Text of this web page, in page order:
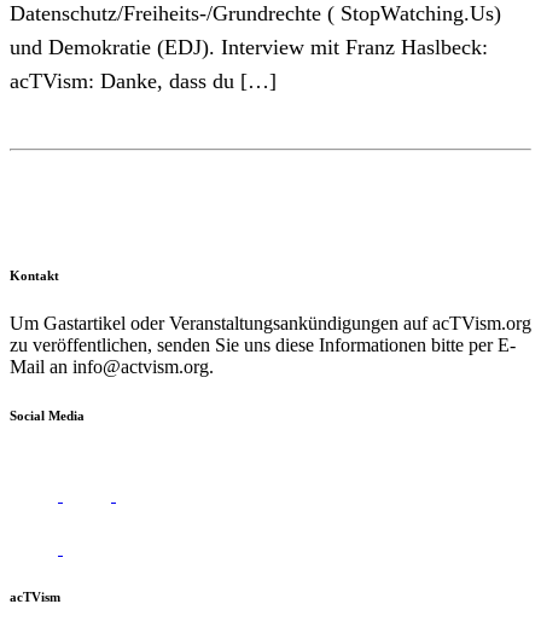
Datenschutz/Freiheits-/Grundrechte ( StopWatching.Us)
und Demokratie (EDJ). Interview mit Franz Haslbeck:
acTVism: Danke, dass du […]
Kontakt
Um Gastartikel oder Veranstaltungsankündigungen auf acTVism.org
zu veröffentlichen, senden Sie uns diese Informationen bitte per E-
Mail an info@actvism.org.
Social Media
acTVism